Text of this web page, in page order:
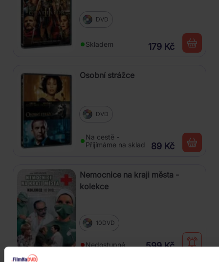
DVD
Skladem 179 Kč
Osobní strážce
DVD
Na cestě -
Přijímáme na sklad
89 Kč
Nemocnice na kraji města -
kolekce
10DVD
Nedostupné 599 Kč